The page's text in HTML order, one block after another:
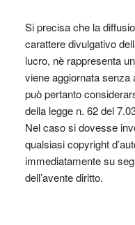
Si precisa che la
carattere divulgativo
lucro, nè rappresenta
viene aggiornata
può pertanto
della legge n. 62 del
Nel caso si dovesse
qualsiasi copyright
immediatamente su
dell’avente diritto.